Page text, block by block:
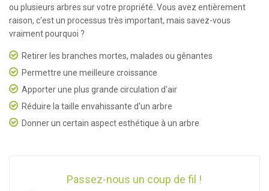
ou plusieurs arbres sur votre propriété. Vous avez entièrement
raison, c'est un processus très important, mais savez-vous
vraiment pourquoi ?
Retirer les branches mortes, malades ou gênantes
Permettre une meilleure croissance
Apporter une plus grande circulation d'air
Réduire la taille envahissante d'un arbre
Donner un certain aspect esthétique à un arbre
Passez-nous un coup de fil !